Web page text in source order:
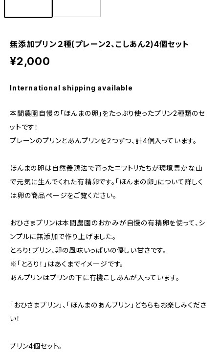
無添加プリン２種(プレーン2、こしあん2)4個セット
¥2,000
International shipping available
本間農園自慢の「ほんまの卵」をたっぷり使ったプリン2種類のセ
ットです！
プレーンのプリンとあんプリンを2つずつ、計4個入っています。
ほんまの卵は自然養鶏法で育ったニワトリたちが環境豊かな山
で元気に生んでくれた有精卵です。「ほんまの卵」について詳しく
は卵の商品ページをご覧ください。
おひさまプリンは本間農園のおかみが自慢の有精卵を使って、シ
ンプルに無添加で作り上げました。
とろり！プリン、卵の風味いっぱいの優しい甘さです。
※「とろり！」はあくまでイメージです。
あんプリンはプリンの下に有機こしあんが入っています。
「おひさまプリン」、「ほんまのあんプリン」どちらもお楽しみくださ
い！
プリン4個セット。